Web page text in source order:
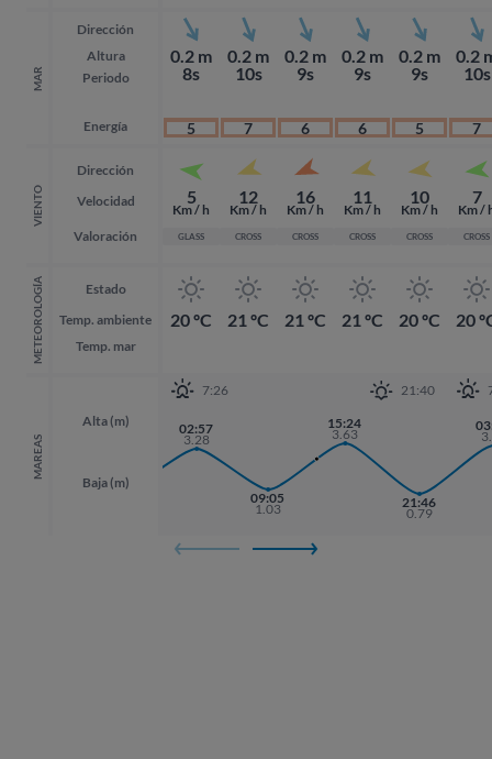
MAR
Dirección
Altura
Periodo
Energía
VIENTO
Dirección
Velocidad
Valoración
METEOROLOGÍA
Estado
Temp. ambiente
Temp. mar
MAREAS
Alta (m)
Baja (m)
0.2 m
8s
5
5
Km / h
GLASS
20 ºC
0.2 m
10s
7
12
Km / h
CROSS
21 ºC
0.2 m
9s
6
16
Km / h
CROSS
21 ºC
0.2 m
9s
6
11
Km / h
CROSS
21 ºC
0.2 m
9s
5
10
Km / h
CROSS
20 ºC
7:26 21:40
02:57
3.28
09:05
1.03
15:24
3.63
21:46
0.79
0.2
10s
7
7
Km /
CROSS
20
21:46
0.79